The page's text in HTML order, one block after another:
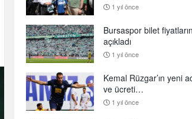
1 yıl önce
Bursaspor bilet
açıkladı
1 yıl önce
Kemal Rüzgar’ın yeni
ve ücreti…
1 yıl önce